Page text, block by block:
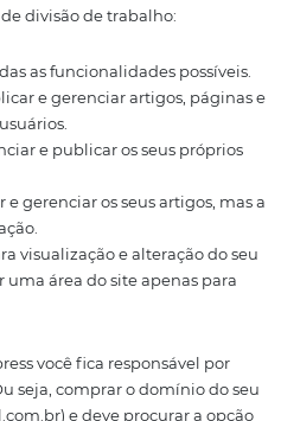
seu, você deve
e presente em cerca de
é um velho conhecido
de conteúdo para
a todas as funcionalidades